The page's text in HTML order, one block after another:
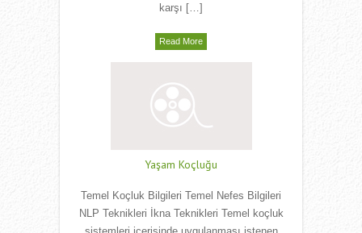
karşı […]
Read More
Yaşam Koçluğu
Temel Koçluk Bilgileri Temel Nefes Bilgileri
NLP Teknikleri İkna Teknikleri Temel koçluk